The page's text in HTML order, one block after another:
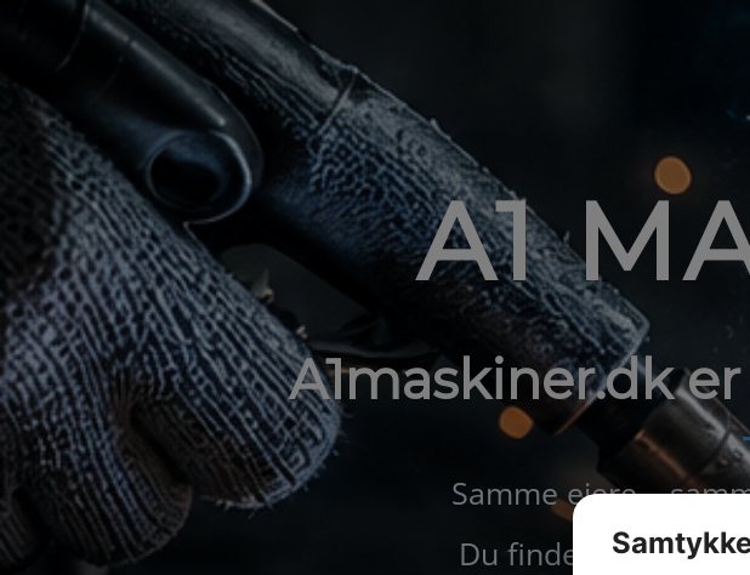
A1
A1maskiner.dk
Samme ejere –
Du finder nu alle